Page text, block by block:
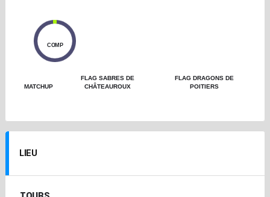
COMP
MATCHUP
FLAG SABRES DE
CHÂTEAUROUX
FLAG DRAGONS DE
POITIERS
LIEU